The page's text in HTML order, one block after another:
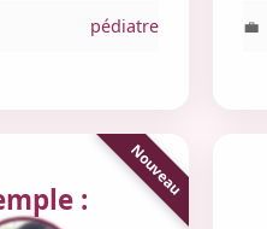
pédiatre
: